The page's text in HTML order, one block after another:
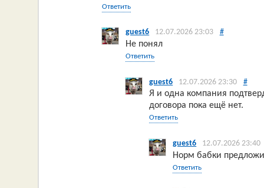
Ответить
guest6 12.07.2026 23:03 #
Не понял
Ответить
guest6 12.07.2026 23:30 #
Я и одна компания
договора пока ещё нет.
Ответить
guest6 12.07.2026 23:40
Норм бабки
Ответить